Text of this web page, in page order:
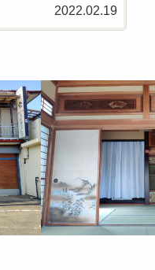
partagée(une
pourrez séjo...
2022.02.19